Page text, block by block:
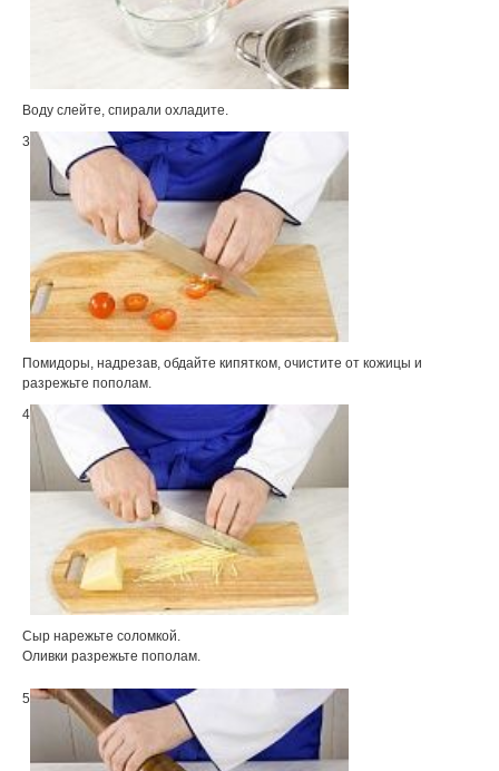
Воду слейте, спирали охладите.
3
Помидоры, надрезав, обдайте кипятком, очистите от кожицы и
разрежьте пополам.
4
Сыр нарежьте соломкой.
Оливки разрежьте пополам.
5